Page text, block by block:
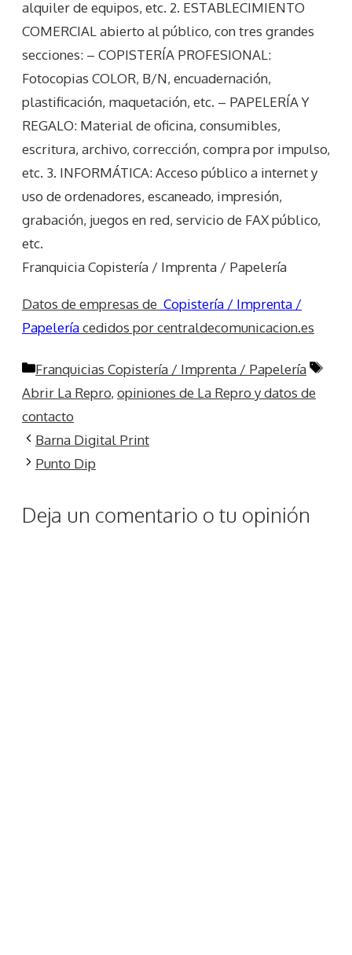
alquiler de equipos, etc. 2. ESTABLECIMIENTO
COMERCIAL abierto al público, con tres grandes
secciones: – COPISTERÍA PROFESIONAL:
Fotocopias COLOR, B/N, encuadernación,
plastificación, maquetación, etc. – PAPELERÍA Y
REGALO: Material de oficina, consumibles,
escritura, archivo, corrección, compra por impulso,
etc. 3. INFORMÁTICA: Acceso público a internet y
uso de ordenadores, escaneado, impresión,
grabación, juegos en red, servicio de FAX público,
etc.
Franquicia Copistería / Imprenta / Papelería
Datos de empresas de Copistería / Imprenta /
Papeleríacedidos por centraldecomunicacion.es
Categorías
Franquicias Copistería / Imprenta / Papelería
Abrir La Repro, opiniones de La Repro y datos de
contacto
Barna Digital Print
Punto Dip
Deja un comentario o tu opinión